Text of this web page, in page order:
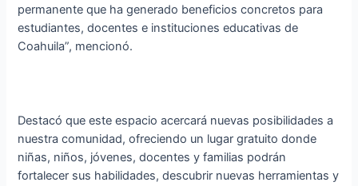
permanente que ha generado beneficios concretos para
estudiantes, docentes e instituciones educativas de
Coahuila”, mencionó.
Destacó que este espacio acercará nuevas posibilidades a
nuestra comunidad, ofreciendo un lugar gratuito donde
niñas, niños, jóvenes, docentes y familias podrán
fortalecer sus habilidades, descubrir nuevas herramientas y